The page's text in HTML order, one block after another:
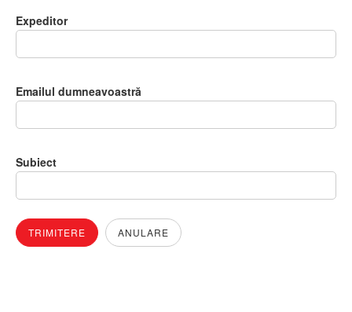
Expeditor
Emailul dumneavoastră
Subiect
TRIMITERE ANULARE